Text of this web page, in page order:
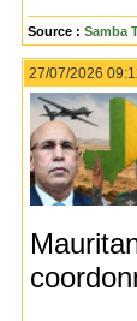
Source : Samba
27/07/2026